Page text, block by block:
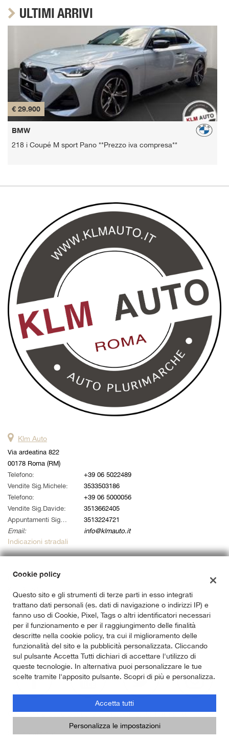
ULTIMI ARRIVI
€ 29.900
BMW
218 i Coupé M sport Pano **Prezzo iva compresa**
Klm Auto
Via ardeatina 822
00178 Roma (RM)
Telefono:
+39 06 5022489
Vendite Sig.Michele:
3533503186
Telefono:
+39 06 5000056
Vendite Sig.Davide:
3513662405
Appuntamenti Sig. Alessandro:
3513224721
Email:
info@klmauto.it
Indicazioni stradali
Dati fiscali:
Via Ardeatina 822, Roma (RM)
C.F/P.IVA:
14733141007
Registro delle imprese:RM
Copyright © 2026 GestionaleAuto.com S.r.l., Tutti i diritti riservati -
Leggi l'informativa sulla privacy
-
Cookie Policy
Sito creato da:GestionaleAuto.com
Cookie policy
Questo sito e gli strumenti di terze parti in esso integrati
trattano dati personali (es. dati di navigazione o indirizzi IP) e
fanno uso di Cookie, Pixel, Tags o altri identificatori necessari
per il funzionamento e per il raggiungimento delle finalità
descritte nella cookie policy, tra cui il miglioramento delle
funzionalità del sito e la pubblicità personalizzata. Cliccando
sul pulsante Accetta Tutti dichiari di accettare l'utilizzo di
queste tecnologie. In alternativa puoi personalizzare le tue
scelte tramite l'apposito pulsante. Scopri di più e personalizza.
Accetta tutti
Personalizza le impostazioni